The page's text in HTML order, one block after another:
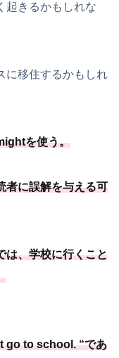
起きるかもしれな
に移住するかもしれ
を使う。
者に誤解を与える可
、学校に行くこと
go to school. “であ